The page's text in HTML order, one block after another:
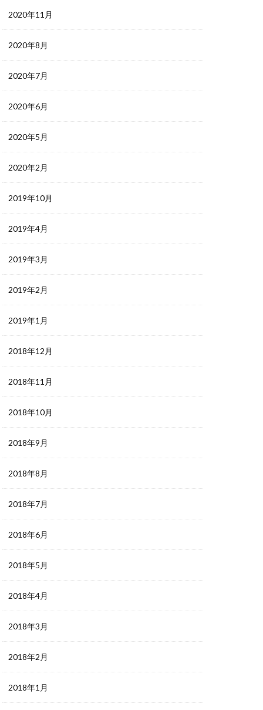
2020年11月
2020年8月
2020年7月
2020年6月
2020年5月
2020年2月
2019年10月
2019年4月
2019年3月
2019年2月
2019年1月
2018年12月
2018年11月
2018年10月
2018年9月
2018年8月
2018年7月
2018年6月
2018年5月
2018年4月
2018年3月
2018年2月
2018年1月